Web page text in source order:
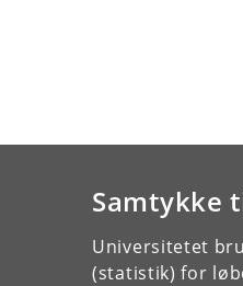
Samtykke
Universitetet
(statistik) for